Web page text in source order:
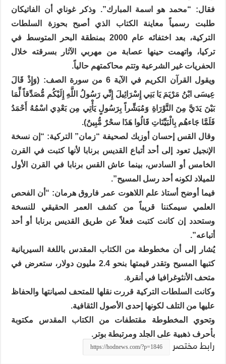
فقال: “محمد هو اسمة المبارك”. وذكر غوناي أن الفاتيكان
طلبت رسمياً معاينة الكتاب الذي أصبح بحوزة السلطات
التركية، بعد اختفائه عام 2000 بمنطقة البحر المتوسط في
تركيا، واتهمت حينها عصابة من مهربي الآثار بسرقته خلال
الحفريات غير الشرعية وتتم محاكمتهم حالياً.
ويقول القرآن الكريم في الآية 6 من سورة الصف: (وَإِذْ قَالَ
عِيسَى ابْنُ مَرْيَمَ يَا بَنِي إِسْرَائِيلَ إِنِّي رَسُولُ اللَّهِ إِلَيْكُم مُّصَدِّقاً لِّمَا
بَيْنَ يَدَيَّ مِنَ التَّوْرَاةِ وَمُبَشِّراً بِرَسُولٍ يَأْتِي مِن بَعْدِي اسْمُهُ أَحْمَدُ
فَلَمَّا جَاءهُم بِالْبَيِّنَاتِ قَالُوا هَذَا سحْرٌ مُّبِينٌ).
وقال القس إحسان أوزبك لصحيفة “زمان” التركية: “إن نسخة
الإنجيل تعود إلى أحد أتباع القديس برنابا لأنها كتبت في القرن
الخامس أو السادس، بينما عاش القس برنابا في القرن الأول
للميلاد لكونه أحد رسل المسيح”.
فيما أوضح أستاذ علم اللاهوت عمر فاروق هرمان: “أن الفحص
العلمي سيمكننا قريباً من كشف العمر الحقيقي للنسخة
وستحدد إن كانت كتبت فعلاً عن طريق القديس برنابا أو أحد
أتباعه”.
يُشار إلى أن مخطوطة من الكتاب المقدس باللغة السيريانية
كتبها المسيح وتقدر قيمتها بنحو 2.4 مليون دولار، ستعرض في
متحف الأنثوغرافيا في أنقرة.
وكانت السلطات التركية قررت نقلها للمتحف لصيانتها والحفاظ
عليها من التلف لكونها إحدى الأصول الثقافية.
وتحوي المخطوطة مقتطفات من الكتاب المقدس مكتوبة
بأحرف ذهبية على الجلد ومرتبطة بوتر.
رابط مختصر